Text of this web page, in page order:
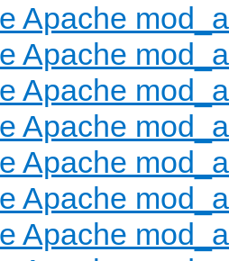
Apache
Apache
Apache
Apache
Apache
Apache
Apache